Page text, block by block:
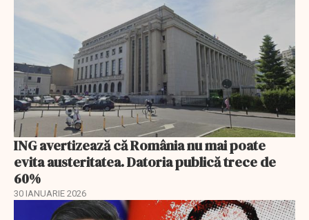
ING avertizează că România nu mai poate
evita austeritatea. Datoria publică trece de
60%
30 IANUARIE 2026